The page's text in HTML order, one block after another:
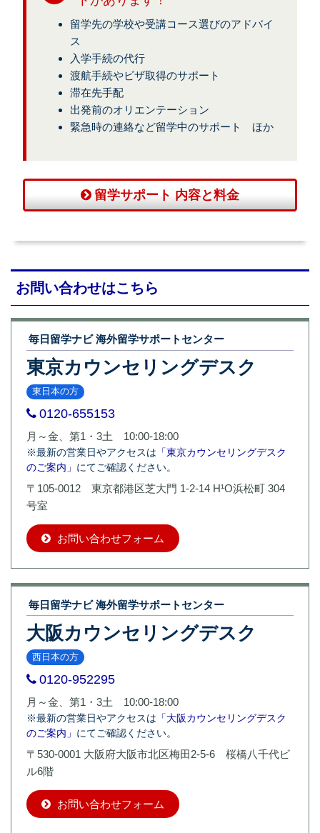
留学先の学校や受講コース選びのアドバイ
ス
入学手続の代行
渡航手続やビザ取得のサポート
滞在先手配
出発前のオリエンテーション
緊急時の連絡など留学中のサポート ほか
留学サポート 内容と料金
お問い合わせはこちら
毎日留学ナビ 海外留学サポートセンター
東京カウンセリングデスク
東日本の方
0120-655153
月～金、第1・3土 10:00-18:00
※最新の営業日やアクセスは 「東京カウンセリングデスク
のご案内」 にてご確認ください。
〒105-0012 東京都港区芝大門 1-2-14 H¹O浜松町 304
号室
お問い合わせフォーム
毎日留学ナビ 海外留学サポートセンター
大阪カウンセリングデスク
西日本の方
0120-952295
月～金、第1・3土 10:00-18:00
※最新の営業日やアクセスは 「大阪カウンセリングデスク
のご案内」 にてご確認ください。
〒530-0001 大阪府大阪市北区梅田2-5-6 桜橋八千代ビ
ル6階
お問い合わせフォーム